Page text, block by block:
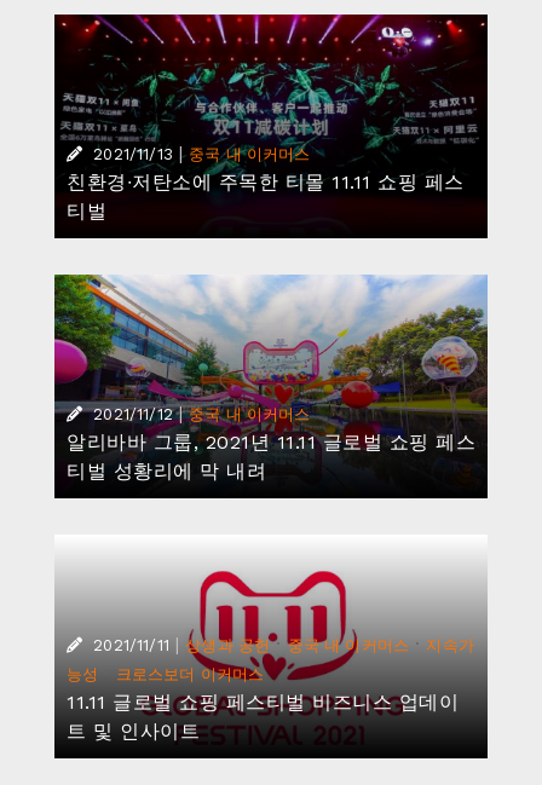
2021/11/13 | 중국 내 이커머스
친환경∙저탄소에 주목한 티몰 11.11 쇼핑 페스
티벌
2021/11/12 | 중국 내 이커머스
알리바바 그룹, 2021년 11.11 글로벌 쇼핑 페스
티벌 성황리에 막 내려
2021/11/11 | 상생과 공헌·중국 내 이커머스 · 지속가
능성
크로스보더 이커머스
11.11 글로벌 쇼핑 페스티벌 비즈니스 업데이
트 및 인사이트